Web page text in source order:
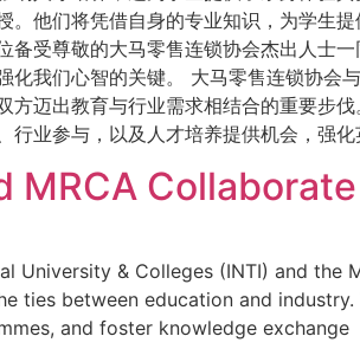
。他们将凭借自身的专业知识，为学生
备受尊敬的大马零售连锁协会杰出人士
化我们心智的关键。 大马零售连锁协会
方迈出教育与行业需求相结合的重要步
行业参与，以及人才培养提供机会，强
MRCA
University & Colleges (INTI) and the
ties between education and
and foster knowledge